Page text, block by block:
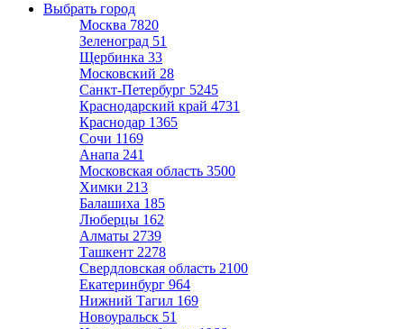
Выбрать город
Москва 7820
Зеленоград 51
Щербинка 33
Московский 28
Санкт-Петербург 5245
Краснодарский край 4731
Краснодар 1365
Сочи 1169
Анапа 241
Московская область 3500
Химки 213
Балашиха 185
Люберцы 162
Алматы 2739
Ташкент 2278
Свердловская область 2100
Екатеринбург 964
Нижний Тагил 169
Новоуральск 51